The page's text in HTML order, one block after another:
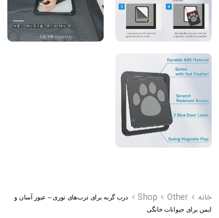
خانه Shop Other
درب گربه برای درب‌های توری – عبور آسان و
ایمن برای حیوانات خانگی